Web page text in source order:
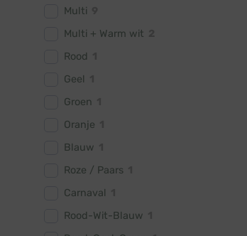
Multi
Multi + Warm wit
Rood
Geel
Groen
Oranje
Blauw
Roze / Paars
Carnaval
Rood-Wit-Blauw